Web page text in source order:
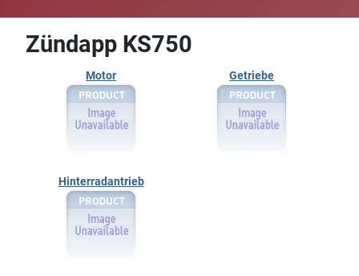
Zündapp KS750
Motor Getriebe
Hinterradantrieb